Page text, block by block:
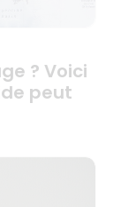
? Voici
peut